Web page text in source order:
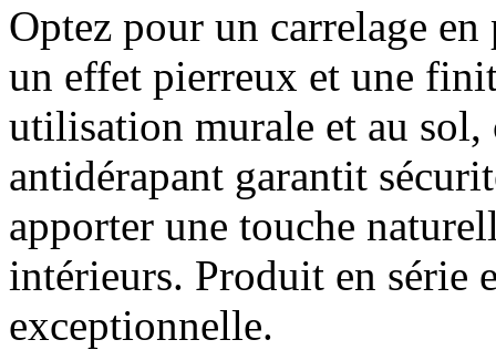
Optez pour un carrelage
un effet pierreux et une
utilisation murale et au sol,
antidérapant garantit
apporter une touche
intérieurs. Produit en série
exceptionnelle.